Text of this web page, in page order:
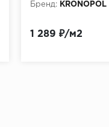
Бренд:
1 289 ₽/м2